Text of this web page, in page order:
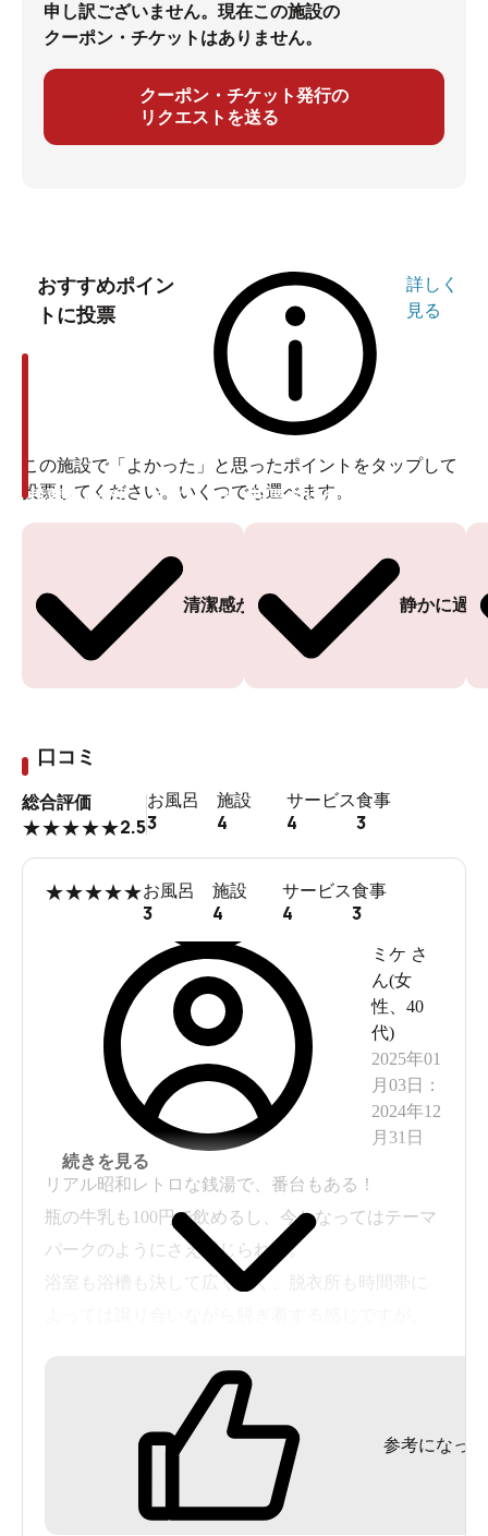
申し訳ございません。現在この施設の
クーポン・チケットはありません。
クーポン・チケット発行の
リクエストを送る
おすすめポイン
トに投票
詳しく
見る
この施設で「よかった」と思ったポイントをタップして
投票してください。いくつでも選べます。
清潔感がある
投票ありがとうございます
静かに過
投票ありがとうございます
口コミ
総合評価
★★★★★2.5
お風呂
3
施設
4
サービス
4
食事
3
★★★★★お風呂
3
施設
4
サービス
4
食事
3
ミケ さ
ん(女
性
40
代)
2025年01
月03日
：
2024年12
月31日
リアル昭和レトロな銭湯で、番台もある！
瓶の牛乳も100円で飲めるし、今となってはテーマ
パークのようにさえ感じられる。
浴室も浴槽も決して広くなく、脱衣所も時間帯に
富士山の壁画もボロボロ剥がれているんだけど、
浴室内の鏡も腐食しているんだけど、気にしな
日替わりで「レモン」「よもぎ」「青りんご」
「ラベンダー」などの香り湯が嬉しい。
続きを見る
参考になった